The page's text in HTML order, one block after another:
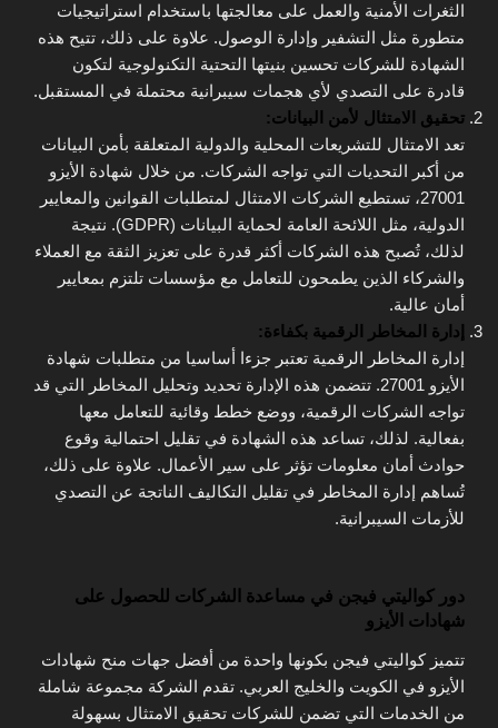
الثغرات الأمنية والعمل على معالجتها باستخدام استراتيجيات
متطورة مثل التشفير وإدارة الوصول. علاوة على ذلك، تتيح هذه
الشهادة للشركات تحسين بنيتها التحتية التكنولوجية لتكون
قادرة على التصدي لأي هجمات سيبرانية محتملة في المستقبل.
تحقيق الامتثال لأمن البيانات:
تعد الامتثال للتشريعات المحلية والدولية المتعلقة بأمن البيانات
من أكبر التحديات التي تواجه الشركات. من خلال شهادة الأيزو
27001، تستطيع الشركات الامتثال لمتطلبات القوانين والمعايير
الدولية، مثل اللائحة العامة لحماية البيانات (GDPR). نتيجة
لذلك، تُصبح هذه الشركات أكثر قدرة على تعزيز الثقة مع العملاء
والشركاء الذين يطمحون للتعامل مع مؤسسات تلتزم بمعايير
أمان عالية.
إدارة المخاطر الرقمية بكفاءة:
إدارة المخاطر الرقمية تعتبر جزءا أساسيا من متطلبات شهادة
الأيزو 27001. تتضمن هذه الإدارة تحديد وتحليل المخاطر التي قد
تواجه الشركات الرقمية، ووضع خطط وقائية للتعامل معها
بفعالية. لذلك، تساعد هذه الشهادة في تقليل احتمالية وقوع
حوادث أمان معلومات تؤثر على سير الأعمال. علاوة على ذلك،
تُساهم إدارة المخاطر في تقليل التكاليف الناتجة عن التصدي
للأزمات السيبرانية.
دور كواليتي فيجن في مساعدة الشركات للحصول على
شهادات الأيزو
تتميز كواليتي فيجن بكونها واحدة من أفضل جهات منح شهادات
الأيزو في الكويت والخليج العربي. تقدم الشركة مجموعة شاملة
من الخدمات التي تضمن للشركات تحقيق الامتثال بسهولة